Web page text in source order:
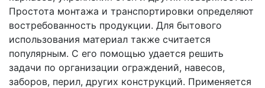
Простота монтажа и транспортировки определяют
востребованность продукции. Для бытового
использования материал также считается
популярным. С его помощью удается решить
задачи по организации ограждений, навесов,
заборов, перил, других конструкций. Применяется